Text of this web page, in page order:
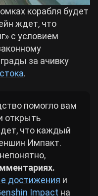
корабля будет
ждет, что
с условием
за ачивку
.
помогло вам
открыть
что каждый
Импакт.
достижения и
Impact на